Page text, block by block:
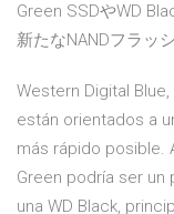
Green SSDやWD
新たなNANDフラッ
Western Digital
están orientados a
más rápido posible.
Green podría ser
una WD Black,